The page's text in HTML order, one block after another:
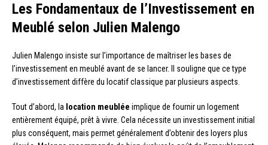
Les Fondamentaux de l’Investissement en
Meublé selon Julien Malengo
Julien Malengo insiste sur l’importance de maîtriser les bases de
l’investissement en meublé avant de se lancer. Il souligne que ce type
d’investissement diffère du locatif classique par plusieurs aspects.
Tout d’abord, la location meublée implique de fournir un logement
entièrement équipé, prêt à vivre. Cela nécessite un investissement initial
plus conséquent, mais permet généralement d’obtenir des loyers plus